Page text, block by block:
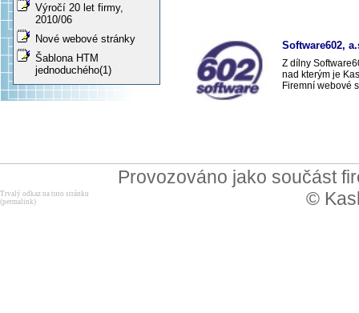
Výročí 20 let firmy,
2010/06
Nové webové stránky
Šablona HTM
jednoduchého(1)
Software602,
Z dílny
nad kterým je
Firemní webové
Provozováno jako součást
©
Trvalý odkaz na tuto stránku
(permalink)